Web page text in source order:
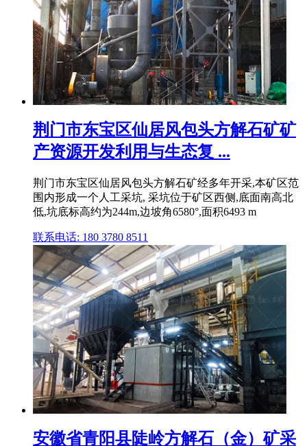
荆门市东宝区仙居风包头方解石矿矿
产资源开发利用与生态复 ...
荆门市东宝区仙居风包头方解石矿经多年开采,本矿区范
围内形成一个人工采坑, 采坑位于矿区西侧,底面南高北
低,坑底标高约为244m,边坡角6580°,面积6493 m
联系电话: 180 3780 8511
安徽省青阳县陡岭方解石（金）矿采